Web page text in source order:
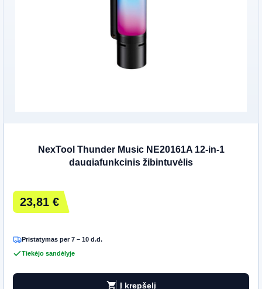
NexTool Thunder Music NE20161A 12-in-1
daugiafunkcinis žibintuvėlis
23,81 €
Pristatymas per 7 – 10 d.d.
Tiekėjo sandėlyje
shopping_cart Į krepšelį